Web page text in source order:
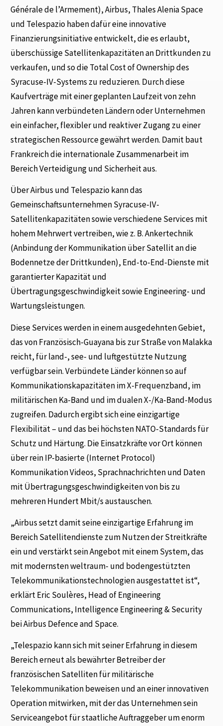
Générale de l’Armement), Airbus, Thales Alenia Space
und Telespazio haben dafür eine innovative
Finanzierungsinitiative entwickelt, die es erlaubt,
überschüssige Satellitenkapazitäten an Drittkunden zu
verkaufen, und so die Total Cost of Ownership des
Syracuse-IV-Systems zu reduzieren. Durch diese
Kaufverträge mit einer geplanten Laufzeit von zehn
Jahren kann verbündeten Ländern oder Unternehmen
ein einfacher, flexibler und reaktiver Zugang zu einer
strategischen Ressource gewährt werden. Damit baut
Frankreich die internationale Zusammenarbeit im
Bereich Verteidigung und Sicherheit aus.
Über Airbus und Telespazio kann das
Gemeinschaftsunternehmen Syracuse-IV-
Satellitenkapazitäten sowie verschiedene Services mit
hohem Mehrwert vertreiben, wie z. B. Ankertechnik
(Anbindung der Kommunikation über Satellit an die
Bodennetze der Drittkunden), End-to-End-Dienste mit
garantierter Kapazität und
Übertragungsgeschwindigkeit sowie Engineering- und
Wartungsleistungen.
Diese Services werden in einem ausgedehnten Gebiet,
das von Französisch-Guayana bis zur Straße von Malakka
reicht, für land-, see- und luftgestützte Nutzung
verfügbar sein. Verbündete Länder können so auf
Kommunikationskapazitäten im X-Frequenzband, im
militärischen Ka-Band und im dualen X-/Ka-Band-Modus
zugreifen. Dadurch ergibt sich eine einzigartige
Flexibilität – und das bei höchsten NATO-Standards für
Schutz und Härtung. Die Einsatzkräfte vor Ort können
über rein IP-basierte (Internet Protocol)
Kommunikation Videos, Sprachnachrichten und Daten
mit Übertragungsgeschwindigkeiten von bis zu
mehreren Hundert Mbit/s austauschen.
„Airbus setzt damit seine einzigartige Erfahrung im
Bereich Satellitendienste zum Nutzen der Streitkräfte
ein und verstärkt sein Angebot mit einem System, das
mit modernsten weltraum- und bodengestützten
Telekommunikationstechnologien ausgestattet ist“,
erklärt Eric Soulères, Head of Engineering
Communications, Intelligence Engineering & Security
bei Airbus Defence and Space.
„Telespazio kann sich mit seiner Erfahrung in diesem
Bereich erneut als bewährter Betreiber der
französischen Satelliten für militärische
Telekommunikation beweisen und an einer innovativen
Operation mitwirken, mit der das Unternehmen sein
Serviceangebot für staatliche Auftraggeber um enorm